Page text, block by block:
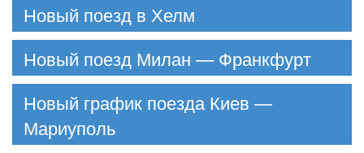
Новый поезд в Хелм
Новый поезд Милан — Франкфурт
Новый график поезда Киев —
Мариуполь